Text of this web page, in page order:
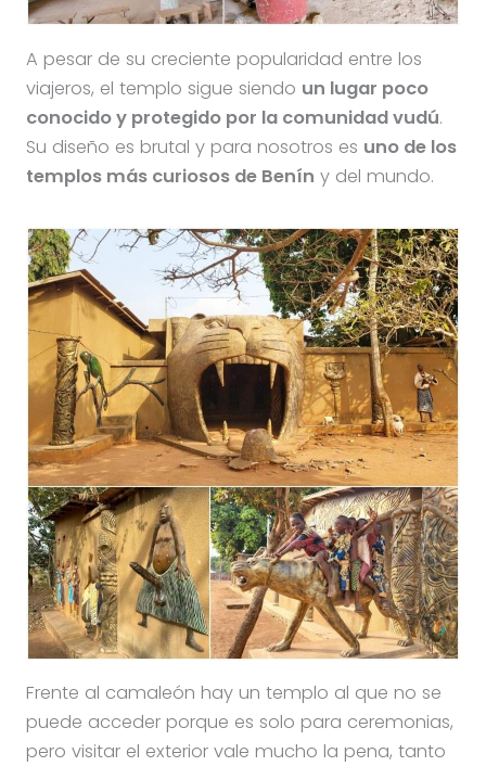
A pesar de su creciente popularidad entre los
viajeros, el templo sigue siendo un lugar poco
conocido y protegido por la comunidad vudú.
Su diseño es brutal y para nosotros es uno de los
templos más curiosos de Benín y del mundo.
Frente al camaleón hay un templo al que no se
puede acceder porque es solo para ceremonias,
pero visitar el exterior vale mucho la pena, tanto